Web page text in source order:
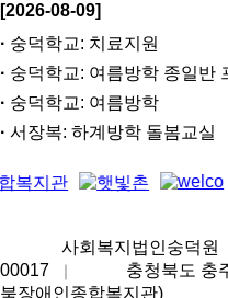
[2026-08-09]
숭덕학교: 치료지원
숭덕학교: 여름방학 종일반
숭덕학교: 여름방학
서장복: 하계방학 돌봄교실
사회복지법인숭덕원
00017
｜
충청북도 충
북장애인종합복지관)